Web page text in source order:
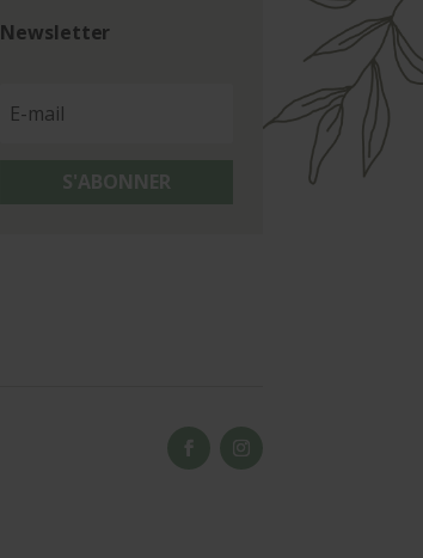
Newsletter
S'ABONNER